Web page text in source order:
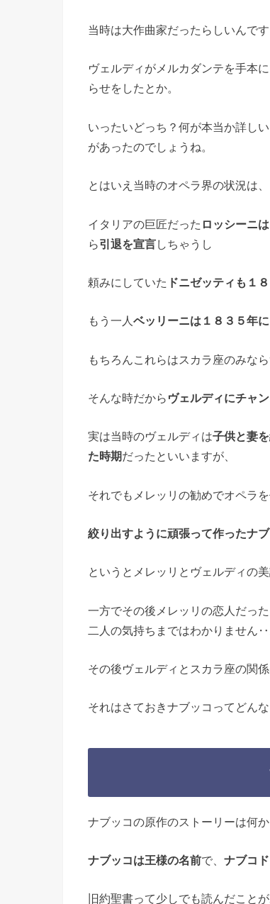
当時は大作曲家だったらしいんです
ヴェルディがメルカダンテを手本
らせをしたとか。
いったいどっち？何が本当か詳し
があったのでしょうね。
とはいえ当時のオペラ界の状況は、
イタリアの巨匠だった ロッシーニ
ら引退を宣言しちゃうし
頼みにしていた ドニゼッティも１
もう一人 ベッリーニは１８３５年
もちろんこれらはスカラ座のみな
そんな時だから ヴェルディにチャ
実は当時のヴェルディは子供と妻
た時期だったといいますが、
それでもメレッリの勧めでオペラを
絞り出すように頑張って作ったナ
というとメレッリとヴェルディの
一方でその後メレッリの恋人だっ
二人の気持ちまではわかりません‥
その後ヴェルディとスカラ座の関
それはさておきナブッコってどん
ナブッコの原作のストーリーは何
ナブッコは王様の名前で、 ナブコ
旧約聖書って少しでも読んだこと